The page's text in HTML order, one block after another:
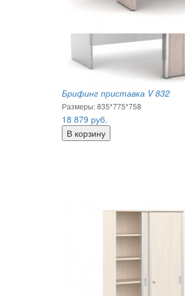
Брифинг приставка V 832
Размеры: 835*775*758
18 879 руб.